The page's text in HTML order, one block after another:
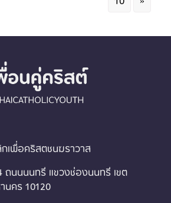
เพื่อคริสตชนฆราวาส
นนนนทรี แขวงช่องนนทรี เขต
นคร 10120